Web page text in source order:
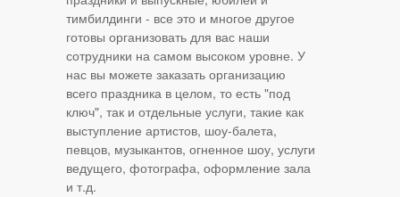
тимбилдинги - все это и многое другое
готовы организовать для вас наши
сотрудники на самом высоком уровне. У
нас вы можете заказать организацию
всего праздника в целом, то есть "под
ключ", так и отдельные услуги, такие как
выступление артистов, шоу-балета,
певцов, музыкантов, огненное шоу, услуги
ведущего, фотографа, оформление зала
и т.д.